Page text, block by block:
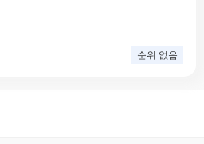
순위 없음